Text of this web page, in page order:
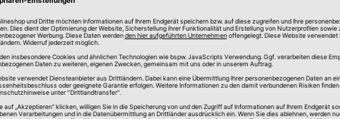
*Alle Preise in Euro, inkl. gesetzlicher Mehrwertsteuer, zzgl.